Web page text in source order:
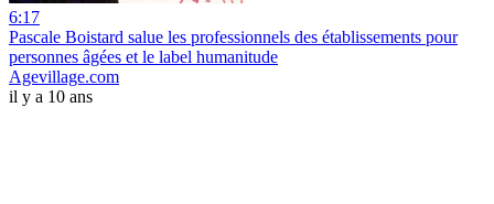
6:17
Pascale Boistard salue les professionnels des établissements pour
personnes âgées et le label humanitude
Agevillage.com
il y a 10 ans